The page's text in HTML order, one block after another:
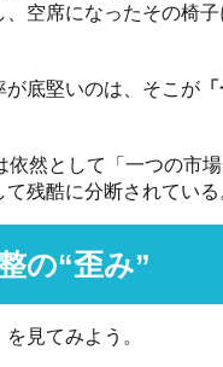
空席になったその椅
底堅いのは、そこが
然として「一つの市
残酷に分断されている
の“歪み”
見てみよう。